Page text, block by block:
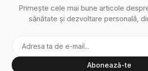
Primește cele mai bune articole
sănătate și dezvoltare personală,
Abonează-te